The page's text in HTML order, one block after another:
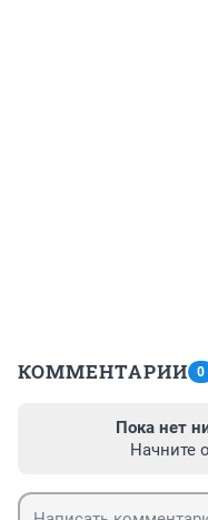
КОММЕНТАРИИ 0
Пока нет
Начните